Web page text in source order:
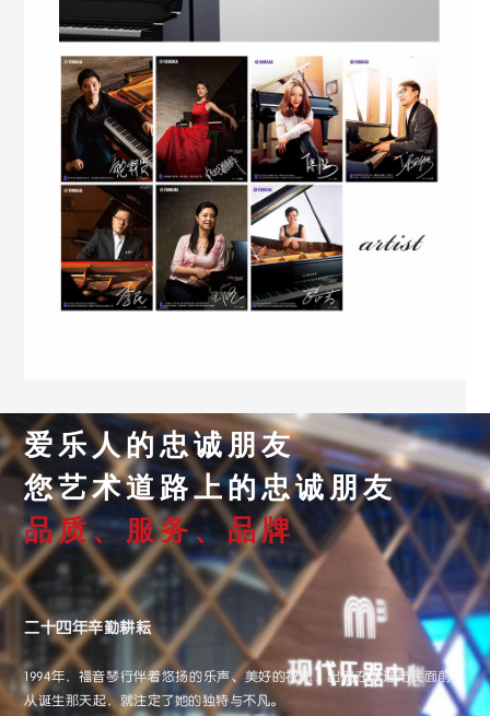
爱乐人的忠诚朋友
您艺术道路上的忠诚朋友
品质、服务、品牌
二十四年辛勤耕耘
1994年，福音琴行伴着悠扬的乐声、美好的祝愿，出现在大连市民面前，
从诞生那天起，就注定了她的独特与不凡。